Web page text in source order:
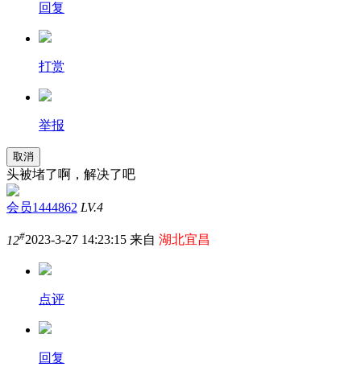
回复
打赏
举报
取消
头被堵了啊，解决了吧
会员1444862 LV.4
12#2023-3-27 14:23:15 来自 湖北宜昌
点评
回复